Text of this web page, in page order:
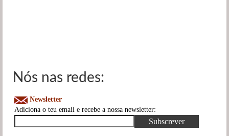
Nós nas redes:
Newsletter
Adiciona o teu email e recebe a nossa newsletter: